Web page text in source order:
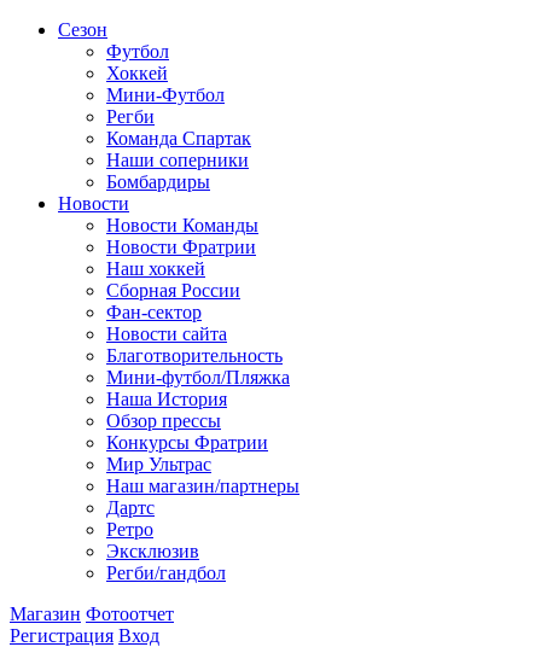
Сезон
Футбол
Хоккей
Мини-Футбол
Регби
Команда Спартак
Наши соперники
Бомбардиры
Новости
Новости Команды
Новости Фратрии
Наш хоккей
Сборная России
Фан-cектор
Новости сайта
Благотворительность
Мини-футбол/Пляжка
Наша История
Обзор прессы
Конкурсы Фратрии
Мир Ультрас
Наш магазин/партнеры
Дартс
Ретро
Эксклюзив
Регби/гандбол
Магазин Фотоотчет
Регистрация Вход